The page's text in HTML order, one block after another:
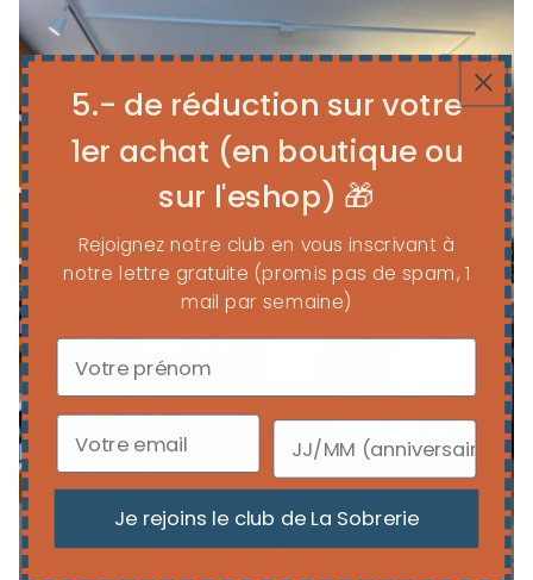
5.- de réduction sur votre
1er achat (en boutique ou
sur l'eshop) 🎁
Rejoignez notre club en vous inscrivant à
notre lettre gratuite (promis pas de spam, 1
mail par semaine)
Je rejoins le club de La Sobrerie